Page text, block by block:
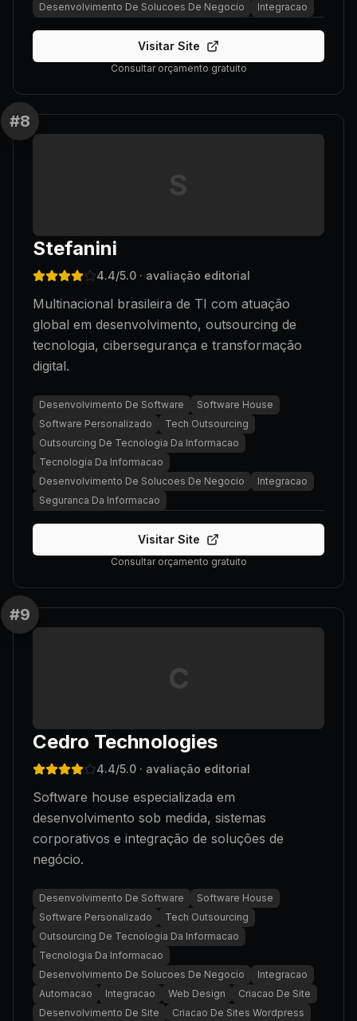
Desenvolvimento De Solucoes De Negocio
Integracao
Visitar Site
Consultar orçamento gratuito
#8
S
Stefanini
4.4/5.0 · avaliação editorial
Multinacional brasileira de TI com atuação
global em desenvolvimento, outsourcing de
tecnologia, cibersegurança e transformação
digital.
Desenvolvimento De Software
Software House
Software Personalizado
Tech Outsourcing
Outsourcing De Tecnologia Da Informacao
Tecnologia Da Informacao
Desenvolvimento De Solucoes De Negocio
Integracao
Seguranca Da Informacao
Visitar Site
Consultar orçamento gratuito
#9
C
Cedro Technologies
4.4/5.0 · avaliação editorial
Software house especializada em
desenvolvimento sob medida, sistemas
corporativos e integração de soluções de
negócio.
Desenvolvimento De Software
Software House
Software Personalizado
Tech Outsourcing
Outsourcing De Tecnologia Da Informacao
Tecnologia Da Informacao
Desenvolvimento De Solucoes De Negocio
Integracao
Automacao
Integracao Web Design
Criacao De Site
Desenvolvimento De Site
Criacao De Sites Wordpress